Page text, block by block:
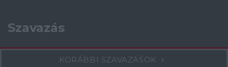
Szavazás
KORÁBBI SZAVAZÁSOK